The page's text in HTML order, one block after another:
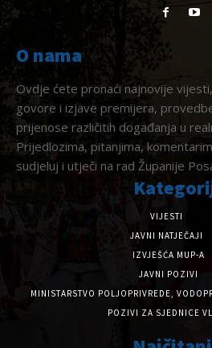
O nama
Ovdje ćete pronaći najnovije
govore i izjave premijera,
prijenose različitih događanja u
Prijedlozima, pitanjima,
sudjeluj i utječi na rad Županije
VIJESTI
JAVNI NATJEČAJI
IZVJEŠĆA MUP-A
JAVNI POZIVI
MINISTARSTVO POLJOPRIVREDE,
POZIVI ZA SJEDNICE